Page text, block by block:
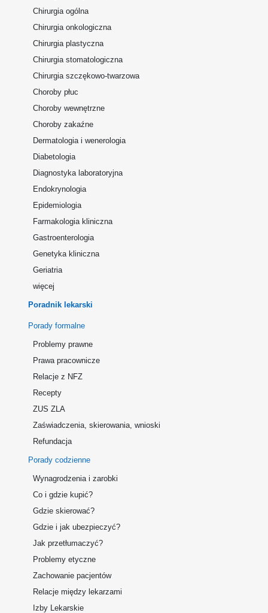
Chirurgia ogólna
Chirurgia onkologiczna
Chirurgia plastyczna
Chirurgia stomatologiczna
Chirurgia szczękowo-twarzowa
Choroby płuc
Choroby wewnętrzne
Choroby zakaźne
Dermatologia i wenerologia
Diabetologia
Diagnostyka laboratoryjna
Endokrynologia
Epidemiologia
Farmakologia kliniczna
Gastroenterologia
Genetyka kliniczna
Geriatria
więcej
Poradnik lekarski
Porady formalne
Problemy prawne
Prawa pracownicze
Relacje z NFZ
Recepty
ZUS ZLA
Zaświadczenia, skierowania, wnioski
Refundacja
Porady codzienne
Wynagrodzenia i zarobki
Co i gdzie kupić?
Gdzie skierować?
Gdzie i jak ubezpieczyć?
Jak przetłumaczyć?
Problemy etyczne
Zachowanie pacjentów
Relacje między lekarzami
Izby Lekarskie